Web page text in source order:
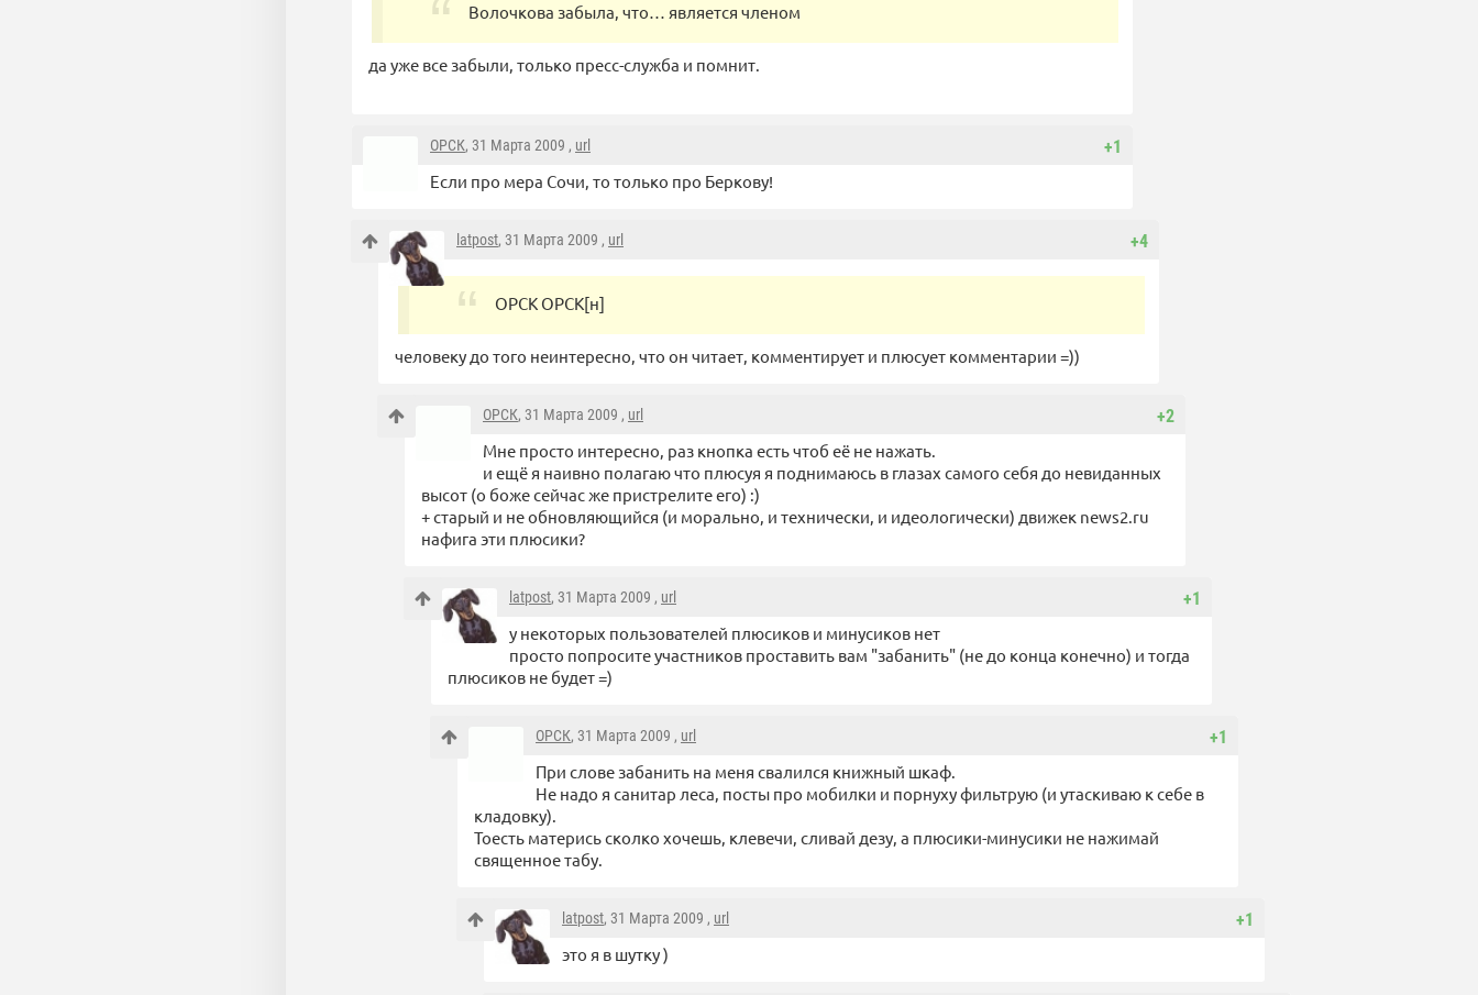
Волочкова забыла, что… является членом
да уже все забыли, только пресс-служба и помнит.
+1
ОРСК, 31 Марта 2009 , url
Если про мера Сочи, то только про Беркову!
+4
latpost, 31 Марта 2009 , url
ОРСК ОРСК[н]
человеку до того неинтересно, что он читает, комментирует и плюсует комментарии =))
+2
ОРСК, 31 Марта 2009 , url
Мне просто интересно, раз кнопка есть чтоб её не нажать.
и ещё я наивно полагаю что плюсуя я поднимаюсь в глазах самого себя до невиданных
высот (о боже сейчас же пристрелите его) :)
+ старый и не обновляющийся (и морально, и технически, и идеологически) движек news2.ru
нафига эти плюсики?
+1
latpost, 31 Марта 2009 , url
у некоторых пользователей плюсиков и минусиков нет
просто попросите участников проставить вам "забанить" (не до конца конечно) и тогда
плюсиков не будет =)
+1
ОРСК, 31 Марта 2009 , url
При слове забанить на меня свалился книжный шкаф.
Не надо я санитар леса, посты про мобилки и порнуху фильтрую (и утаскиваю к себе в
кладовку).
Тоесть матерись сколко хочешь, клевечи, сливай дезу, а плюсики-минусики не нажимай
священное табу.
+1
latpost, 31 Марта 2009 , url
это я в шутку )